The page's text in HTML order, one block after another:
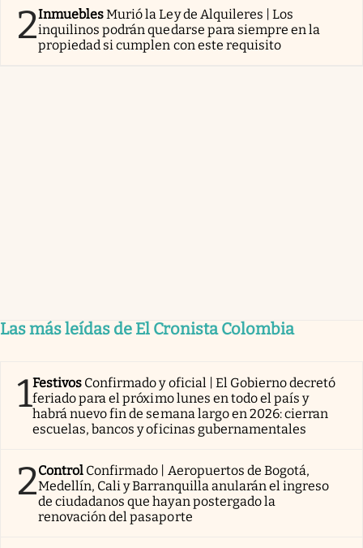
2InmueblesMurió la Ley de Alquileres | Los
inquilinos podrán quedarse para siempre en la
propiedad si cumplen con este requisito
Las más leídas de El Cronista Colombia
1Festivos Confirmado y oficial | El Gobierno decretó
feriado para el próximo lunes en todo el país y
habrá nuevo fin de semana largo en 2026: cierran
escuelas, bancos y oficinas gubernamentales
2Control Confirmado | Aeropuertos de Bogotá,
Medellín, Cali y Barranquilla anularán el ingreso
de ciudadanos que hayan postergado la
renovación del pasaporte